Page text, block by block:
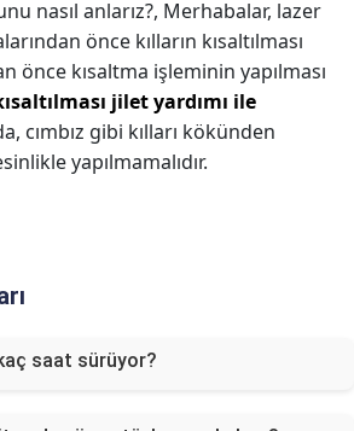
nasıl anlarız?, Merhabalar, lazer
önce kılların kısaltılması
önce kısaltma işleminin yapılması
jilet yardımı ile
cımbız gibi kılları kökünden
yapılmamalıdır.
saat sürüyor?